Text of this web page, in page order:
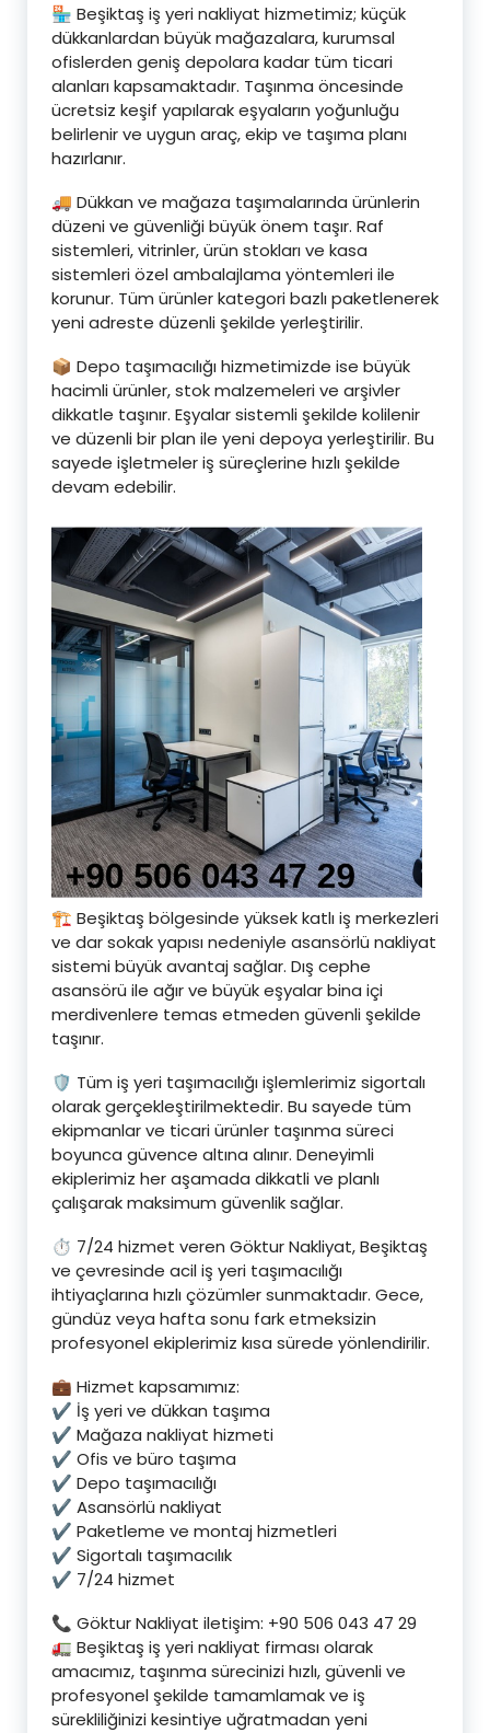
🏪 Beşiktaş iş yeri nakliyat hizmetimiz; küçük
dükkanlardan büyük mağazalara, kurumsal
ofislerden geniş depolara kadar tüm ticari
alanları kapsamaktadır. Taşınma öncesinde
ücretsiz keşif yapılarak eşyaların yoğunluğu
belirlenir ve uygun araç, ekip ve taşıma planı
hazırlanır.
🚚 Dükkan ve mağaza taşımalarında ürünlerin
düzeni ve güvenliği büyük önem taşır. Raf
sistemleri, vitrinler, ürün stokları ve kasa
sistemleri özel ambalajlama yöntemleri ile
korunur. Tüm ürünler kategori bazlı paketlenerek
yeni adreste düzenli şekilde yerleştirilir.
📦 Depo taşımacılığı hizmetimizde ise büyük
hacimli ürünler, stok malzemeleri ve arşivler
dikkatle taşınır. Eşyalar sistemli şekilde kolilenir
ve düzenli bir plan ile yeni depoya yerleştirilir. Bu
sayede işletmeler iş süreçlerine hızlı şekilde
devam edebilir.
🏗️ Beşiktaş bölgesinde yüksek katlı iş merkezleri
ve dar sokak yapısı nedeniyle asansörlü nakliyat
sistemi büyük avantaj sağlar. Dış cephe
asansörü ile ağır ve büyük eşyalar bina içi
merdivenlere temas etmeden güvenli şekilde
taşınır.
🛡️ Tüm iş yeri taşımacılığı işlemlerimiz sigortalı
olarak gerçekleştirilmektedir. Bu sayede tüm
ekipmanlar ve ticari ürünler taşınma süreci
boyunca güvence altına alınır. Deneyimli
ekiplerimiz her aşamada dikkatli ve planlı
çalışarak maksimum güvenlik sağlar.
⏱️ 7/24 hizmet veren Göktur Nakliyat, Beşiktaş
ve çevresinde acil iş yeri taşımacılığı
ihtiyaçlarına hızlı çözümler sunmaktadır. Gece,
gündüz veya hafta sonu fark etmeksizin
profesyonel ekiplerimiz kısa sürede yönlendirilir.
💼 Hizmet kapsamımız:
✔️ İş yeri ve dükkan taşıma
✔️ Mağaza nakliyat hizmeti
✔️ Ofis ve büro taşıma
✔️ Depo taşımacılığı
✔️ Asansörlü nakliyat
✔️ Paketleme ve montaj hizmetleri
✔️ Sigortalı taşımacılık
✔️ 7/24 hizmet
📞 Göktur Nakliyat iletişim: +90 506 043 47 29
🚛 Beşiktaş iş yeri nakliyat firması olarak
amacımız, taşınma sürecinizi hızlı, güvenli ve
profesyonel şekilde tamamlamak ve iş
sürekliliğinizi kesintiye uğratmadan yeni